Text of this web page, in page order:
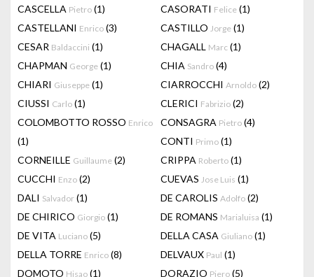
CASCELLA Pietro (1) CASORATI Felice (1)
CASTELLANI Enrico (3) CASTILLO Jorge (1)
CESAR Baldaccini (1) CHAGALL Marc (1)
CHAPMAN George (1) CHIA Sandro (4)
CHIARI Giuseppe (1) CIARROCCHI Arnoldo (2)
CIUSSI Carlo (1) CLERICI Fabrizio (2)
COLOMBOTTO ROSSO Enrico
(1)
CONSAGRA Pietro (4)
CONTI Primo (1)
CORNEILLE Guillaume (2) CRIPPA Roberto (1)
CUCCHI Enzo (2) CUEVAS Jose Luis (1)
DALI Salvador (1) DE CAROLIS Adolfo (2)
DE CHIRICO Giorgio (1) DE ROMANS Marialuisa (1)
DE VITA Luciano (5) DELLA CASA Giuliano (1)
DELLA TORRE Enrico (8) DELVAUX Paul (1)
DOMOTO Hisao (1) DORAZIO Piero (5)